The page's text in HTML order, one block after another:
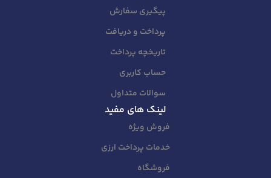
پیگیری سفارش
پرداخت و دریافت
تاریخچه پرداخت
حساب کاربری
سوالات متداول
لینک های مفید
فروش ویژه
خدمات پرداخت ارزی
فروشگاه